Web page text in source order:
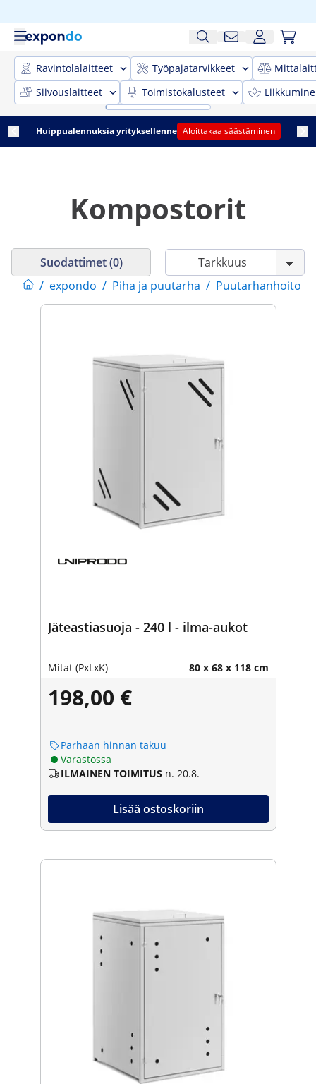
Ravintolalaitteet Työpajatarvikkeet
Siivouslaitteet
Toimistokalusteet
Huippualennuksia yrityksellenne Aloittakaa säästäminen
Kompostorit
/ expondo / Piha ja puutarha / Puutarhanhoito
Suodattimet (0)
Jäteastiasuoja - 240 l - ilma-aukot
Mitat (PxLxK) 80 x 68 x 118 cm
198,00 €
Parhaan hinnan takuu
Varastossa
ILMAINEN TOIMITUS n. 20.8.
Lisää ostoskoriin